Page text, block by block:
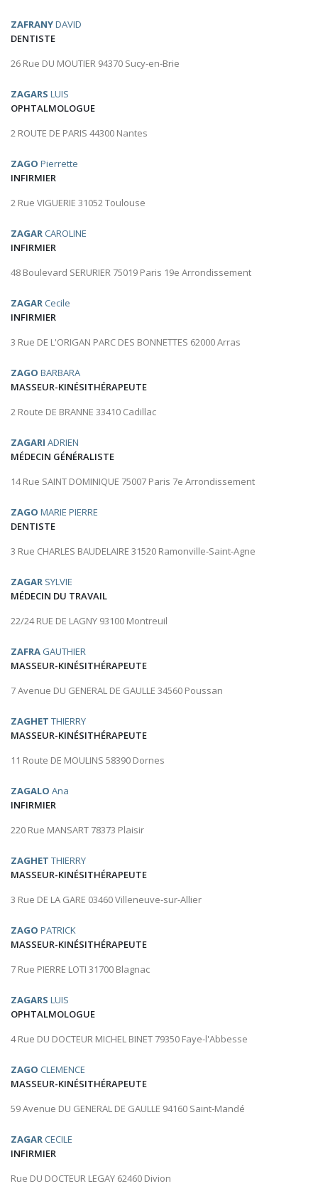
ZAFRANYDAVID
DENTISTE
26 Rue DU MOUTIER 94370 Sucy-en-Brie
ZAGARS LUIS
OPHTALMOLOGUE
2 ROUTE DE PARIS 44300 Nantes
ZAGO Pierrette
INFIRMIER
2 Rue VIGUERIE 31052 Toulouse
ZAGAR CAROLINE
INFIRMIER
48 Boulevard SERURIER 75019 Paris 19e Arrondissement
ZAGAR Cecile
INFIRMIER
3 Rue DE L'ORIGAN PARC DES BONNETTES 62000 Arras
ZAGO BARBARA
MASSEUR-KINÉSITHÉRAPEUTE
2 Route DE BRANNE 33410 Cadillac
ZAGARI ADRIEN
MÉDECIN GÉNÉRALISTE
14 Rue SAINT DOMINIQUE 75007 Paris 7e Arrondissement
ZAGO MARIE PIERRE
DENTISTE
3 Rue CHARLES BAUDELAIRE 31520 Ramonville-Saint-Agne
ZAGAR SYLVIE
MÉDECIN DU TRAVAIL
22/24 RUE DE LAGNY 93100 Montreuil
ZAFRA GAUTHIER
MASSEUR-KINÉSITHÉRAPEUTE
7 Avenue DU GENERAL DE GAULLE 34560 Poussan
ZAGHET THIERRY
MASSEUR-KINÉSITHÉRAPEUTE
11 Route DE MOULINS 58390 Dornes
ZAGALO Ana
INFIRMIER
220 Rue MANSART 78373 Plaisir
ZAGHET THIERRY
MASSEUR-KINÉSITHÉRAPEUTE
3 Rue DE LA GARE 03460 Villeneuve-sur-Allier
ZAGO PATRICK
MASSEUR-KINÉSITHÉRAPEUTE
7 Rue PIERRE LOTI 31700 Blagnac
ZAGARS LUIS
OPHTALMOLOGUE
4 Rue DU DOCTEUR MICHEL BINET 79350 Faye-l'Abbesse
ZAGO CLEMENCE
MASSEUR-KINÉSITHÉRAPEUTE
59 Avenue DU GENERAL DE GAULLE 94160 Saint-Mandé
ZAGAR CECILE
INFIRMIER
Rue DU DOCTEUR LEGAY 62460 Divion